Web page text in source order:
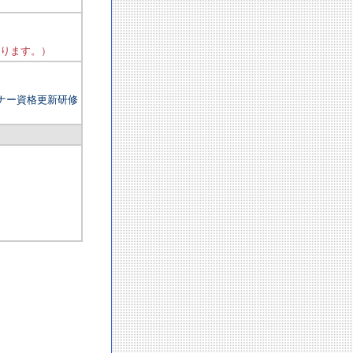
ます。）
ー資格更新研修